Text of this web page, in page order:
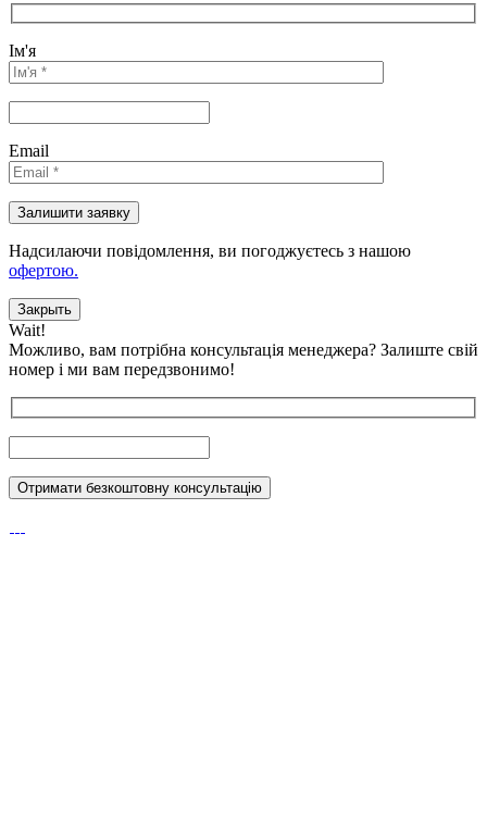
Ім'я
Email
Надсилаючи повідомлення, ви погоджуєтесь з нашою
офертою.
Закрыть
Wait!
Можливо, вам потрібна консультація менеджера? Залиште свій
номер і ми вам передзвонимо!